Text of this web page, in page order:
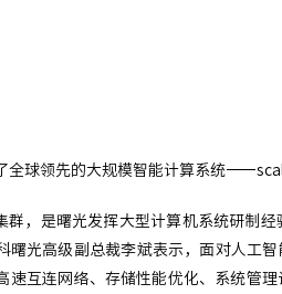
全球领先的大规模智能计算系统
群，是曙光发挥大型计算机系统研制
曙光高级副总裁李斌表示，面对人工
速互连网络、存储性能优化、系统管